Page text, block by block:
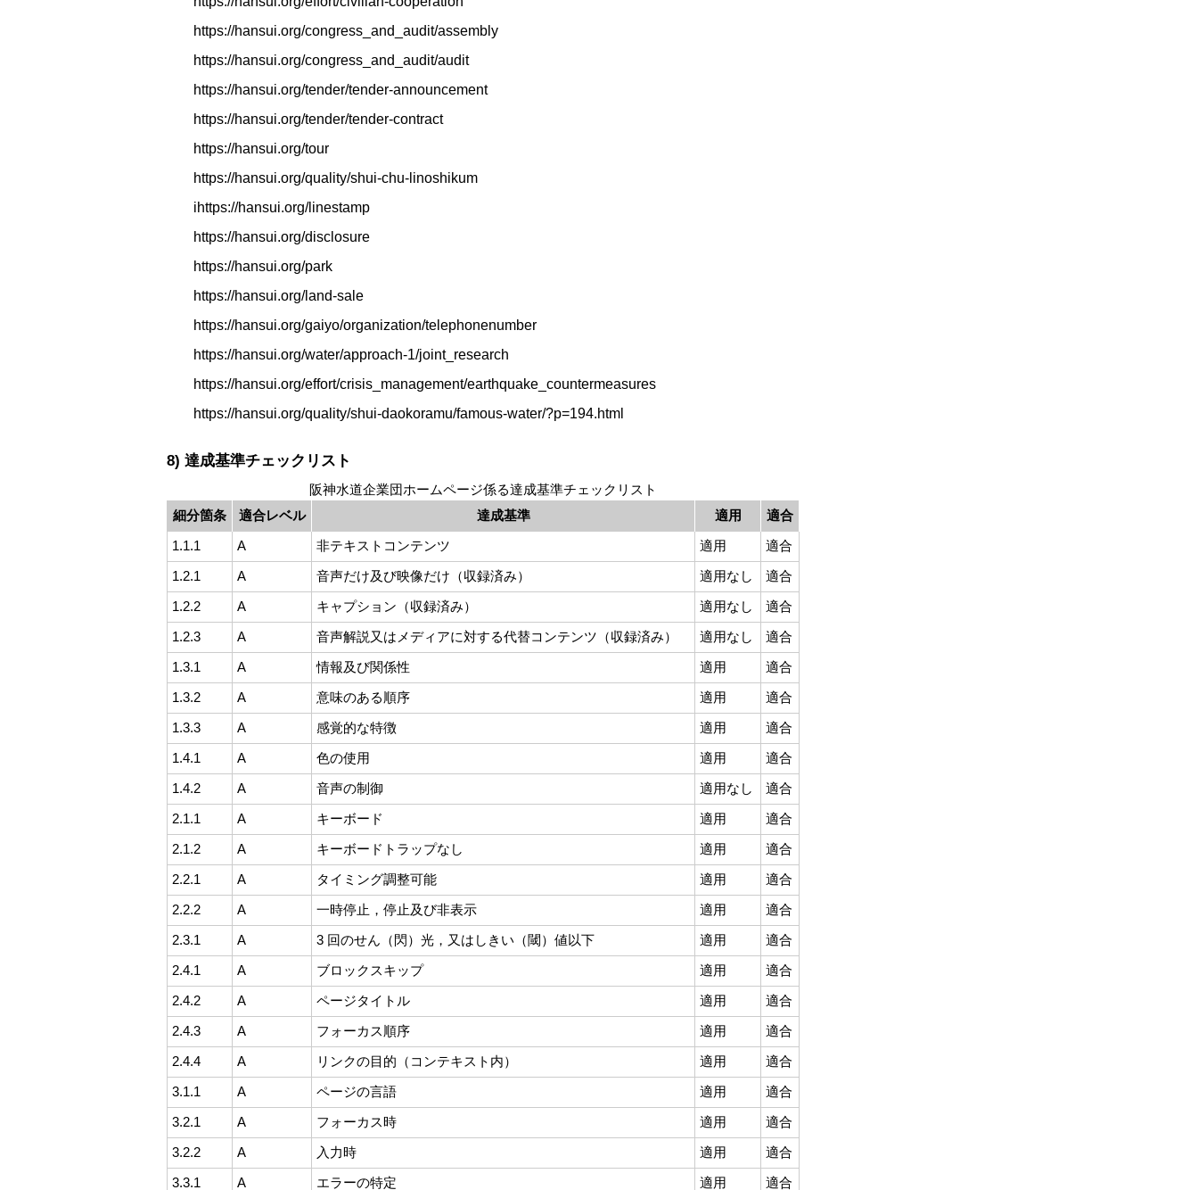
https://hansui.org/congress_and_audit/assembly
https://hansui.org/congress_and_audit/audit
https://hansui.org/tender/tender-announcement
https://hansui.org/tender/tender-contract
https://hansui.org/tour
https://hansui.org/quality/shui-chu-linoshikum
ihttps://hansui.org/linestamp
https://hansui.org/disclosure
https://hansui.org/park
https://hansui.org/land-sale
https://hansui.org/gaiyo/organization/telephonenumber
https://hansui.org/water/approach-1/joint_research
https://hansui.org/effort/crisis_management/earthquake_countermeasures
https://hansui.org/quality/shui-daokoramu/famous-water/?p=194.html
8) 達成基準チェックリスト
阪神水道企業団ホームページ係る達成基準チェックリスト
細分箇条
適合レベル 達成基準 適用 適合
1.1.1 A 非テキストコンテンツ 適用 適合
1.2.1 A 音声だけ及び映像だけ（収録済み） 適用なし 適合
1.2.2 A キャプション（収録済み） 適用なし 適合
1.2.3 A 音声解説又はメディアに対する代替コンテンツ（収録済み） 適用なし 適合
1.3.1 A 情報及び関係性 適用 適合
1.3.2 A 意味のある順序 適用 適合
1.3.3 A 感覚的な特徴 適用 適合
1.4.1 A 色の使用 適用 適合
1.4.2 A 音声の制御 適用なし 適合
2.1.1 A キーボード 適用 適合
2.1.2 A キーボードトラップなし 適用 適合
2.2.1 A タイミング調整可能 適用 適合
2.2.2 A 一時停止，停止及び非表示 適用 適合
2.3.1 A 3 回のせん（閃）光，又はしきい（閾）値以下 適用 適合
2.4.1 A ブロックスキップ 適用 適合
2.4.2 A ページタイトル 適用 適合
2.4.3 A フォーカス順序 適用 適合
2.4.4 A リンクの目的（コンテキスト内） 適用 適合
3.1.1 A ページの言語 適用 適合
3.2.1 A フォーカス時 適用 適合
3.2.2 A 入力時 適用 適合
3.3.1 A エラーの特定 適用 適合